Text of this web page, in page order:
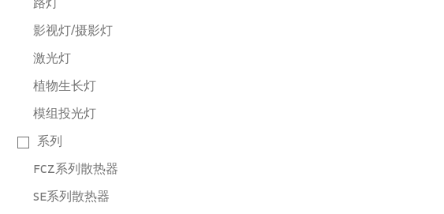
路灯
影视灯/摄影灯
激光灯
植物生长灯
模组投光灯
系列
FCZ系列散热器
SE系列散热器